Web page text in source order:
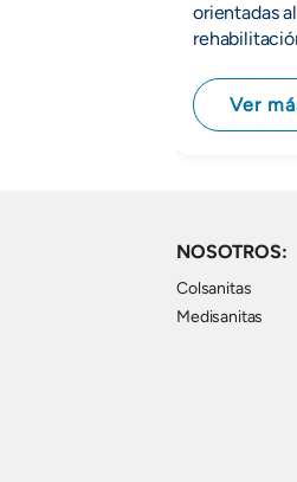
orientadas
Ver
NOSOTROS:
Colsanitas
Medisanitas